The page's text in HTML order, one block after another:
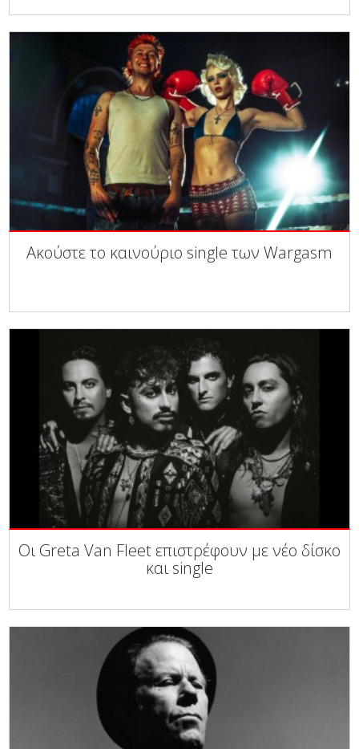
Ακούστε το καινούριο single των Wargasm
Οι Greta Van Fleet επιστρέφουν με νέο δίσκο
και single